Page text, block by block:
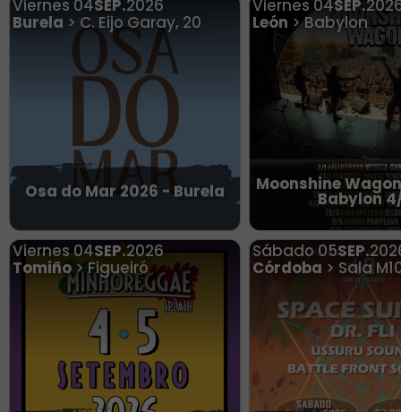
Viernes 04SEP.2026
Burela > C. Eijo Garay, 20
Osa do Mar 2026 - Burela
Viernes 04SEP.
León > Babylon
Moonshine
Babylon
Viernes04SEP.2026
Tomiño> Figueiró
Sábado 05SEP.
Córdoba > Sala